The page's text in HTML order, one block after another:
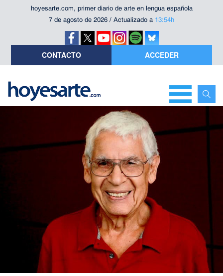
hoyesarte.com, primer diario de arte en lengua española
7 de agosto de 2026 / Actualizado a 13:54h
CONTACTO ACCEDER